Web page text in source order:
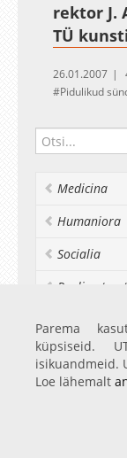
rektor J.
TÜ
26.01.2007
Pidulikud
Medicina
Humaniora
Socialia
Realia et
Ülikoolist
Parema
küpsiseid.
isikuandmeid.
Loe lähemalt